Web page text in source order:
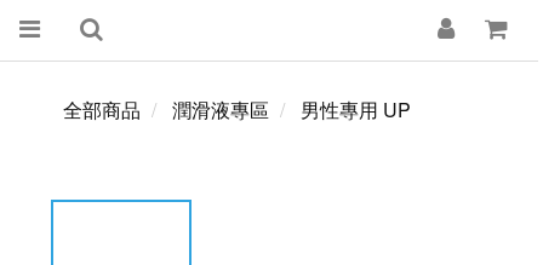
全部商品 潤滑液專區 男性專用 UP